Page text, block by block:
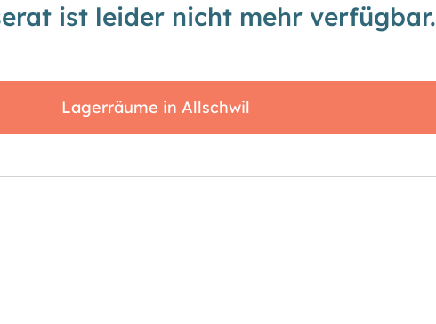
ist leider nicht mehr verfügbar.
Lagerräume in Allschwil